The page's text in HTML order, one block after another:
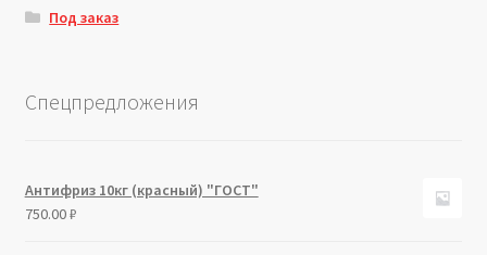
Под заказ
Спецпредложения
Антифриз 10кг (красный) "ГОСТ"
750.00₽